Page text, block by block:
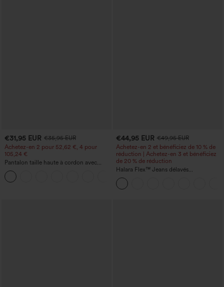
€31,95 EUR €35,95 EUR
Achetez-en 2 pour 52,62 €, 4 pour
105,24 €
Pantalon taille haute à cordon avec
poches, jambe large et coupe ample,
style décontracté, effet lin
€44,95 EUR €49,95 EUR
Achetez-en 2 et bénéficiez de 10 % de
réduction | Achetez-en 3 et bénéficiez
de 20 % de réduction
Halara Flex™ Jeans délavés
décontractés, coupe baggy à jambe
large, taille basse asymétrique, poches
zippées